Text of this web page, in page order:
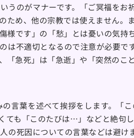
うのがマナーです。「ご冥福を
ため、他の宗教では使えません
様です」の「愁」とは憂いの気
は不適切となるので注意が必要
急死」は「急逝」や「突然のこ
言葉を述べて挨拶をします。「
も「このたびは…」などと絶句し
死因についての言葉などは避